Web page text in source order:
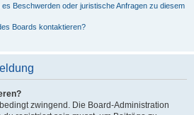
Beschwerden oder juristische Anfragen zu diesem
Boards kontaktieren?
zwingend. Die Board-Administration